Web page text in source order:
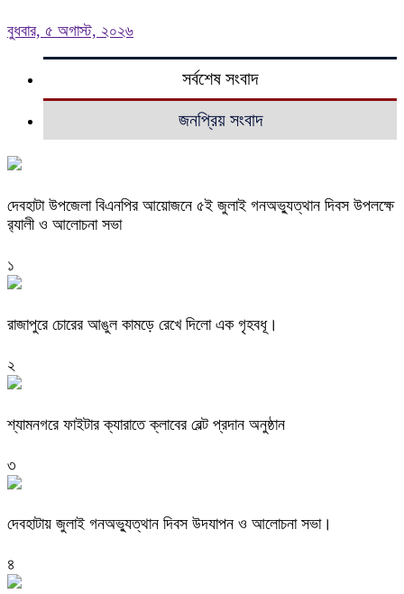
বুধবার, ৫ অগাস্ট, ২০২৬
সর্বশেষ সংবাদ
জনপ্রিয় সংবাদ
দেবহাটা উপজেলা বিএনপির আয়োজনে ৫ই জুলাই গনঅভ্যুত্থান দিবস উপলক্ষে
র‍্যালী ও আলোচনা সভা
১
রাজাপুরে চোরের আঙুল কামড়ে রেখে দিলো এক গৃহবধূ।
২
শ্যামনগরে ফাইটার ক্যারাতে ক্লাবের বেল্ট প্রদান অনুষ্ঠান
৩
দেবহাটায় জুলাই গনঅভ্যুত্থান দিবস উদযাপন ও আলোচনা সভা।
৪